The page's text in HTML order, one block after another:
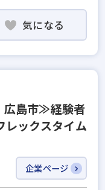
気になる
広島市≫経験者
レックスタイム
企業ページ